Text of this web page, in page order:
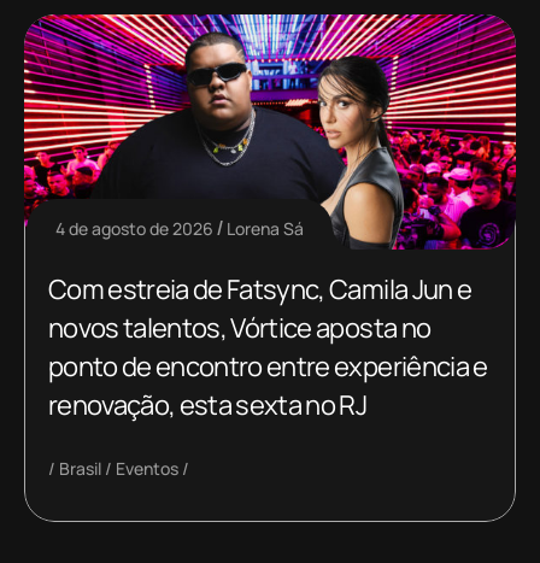
4 de agosto de 2026 Lorena Sá
Com estreia de Fatsync, Camila Jun e
novos talentos, Vórtice aposta no
ponto de encontro entre experiência e
renovação, esta sexta no RJ
Brasil Eventos